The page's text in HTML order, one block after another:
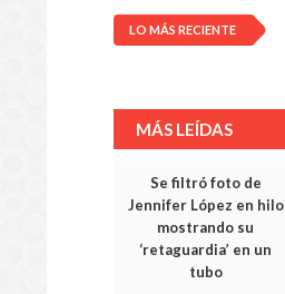
LO MÁS RECIENTE
MÁS LEÍDAS
Se filtró foto de
Jennifer López en hilo
mostrando su
‘retaguardia’ en un
tubo